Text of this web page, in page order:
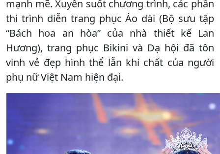
mạnh mẽ. Xuyên suốt chương trình, các phần
thi trình diễn trang phục Áo dài (Bộ sưu tập
“Bách hoa an hòa” của nhà thiết kế Lan
Hương), trang phục Bikini và Dạ hội đã tôn
vinh vẻ đẹp hình thể lẫn khí chất của người
phụ nữ Việt Nam hiện đại.